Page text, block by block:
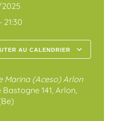
2025
21:30
AU CALENDRIER
Marina (Aceso) Arlon
Bastogne 141, Arlon,